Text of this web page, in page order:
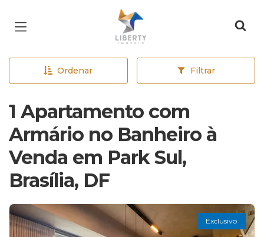
Página inicial
Ordenar Filtrar
1 Apartamento com
Armário no Banheiro à
Venda em Park Sul,
Brasília, DF
Exclusivo